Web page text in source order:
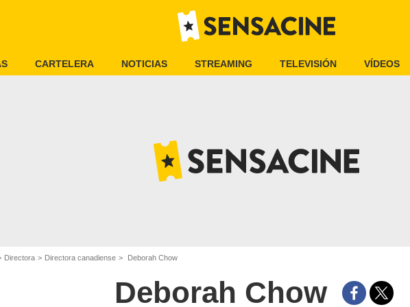
CARTELERA NOTICIAS STREAMING TELEVISIÓN VÍDEOS
Directora Directora canadiense Deborah Chow
Deborah Chow